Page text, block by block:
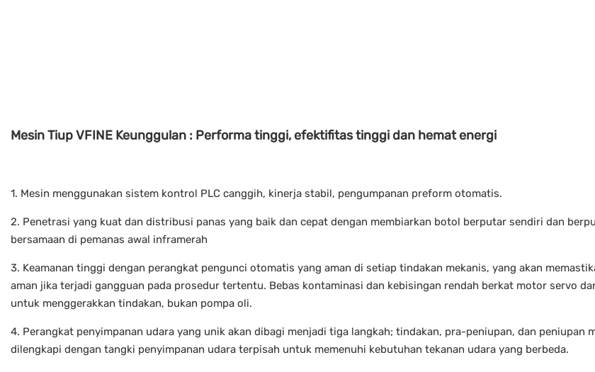
Mesin Tiup VFINE Keunggulan : Performa tinggi, efektifitas tinggi dan hemat energi
1. Mesin menggunakan sistem kontrol PLC canggih, kinerja stabil, pengumpanan preform otomatis.
2. Penetrasi yang kuat dan distribusi panas yang baik dan cepat dengan membiarkan botol berputar sendiri dan
bersamaan di pemanas awal inframerah
3. Keamanan tinggi dengan perangkat pengunci otomatis yang aman di setiap tindakan mekanis, yang akan
aman jika terjadi gangguan pada prosedur tertentu. Bebas kontaminasi dan kebisingan rendah berkat motor servo
untuk menggerakkan tindakan, bukan pompa oli.
4. Perangkat penyimpanan udara yang unik akan dibagi menjadi tiga langkah; tindakan, pra-peniupan, dan peniupan
dilengkapi dengan tangki penyimpanan udara terpisah untuk memenuhi kebutuhan tekanan udara yang berbeda.